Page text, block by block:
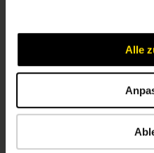
Alle
Service